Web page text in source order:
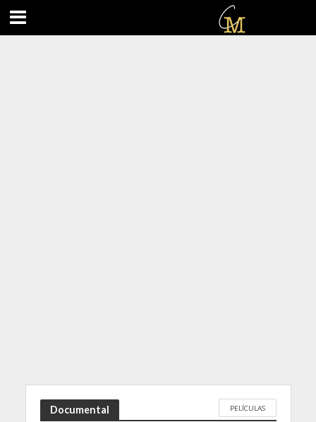
Documental PELÍCULAS